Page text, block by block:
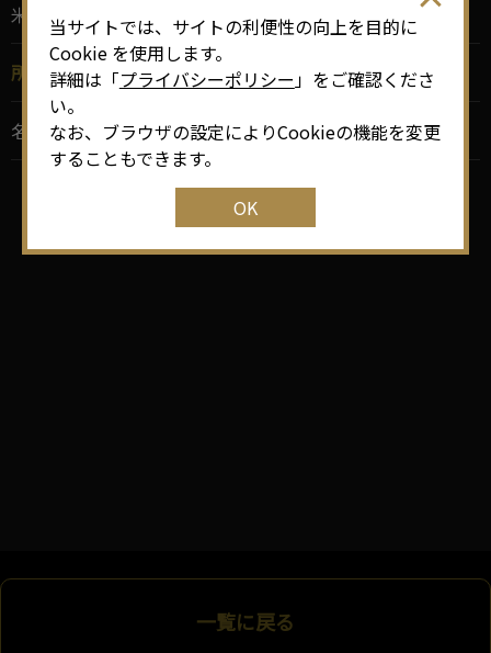
米野公園
所在地
名古屋市中村区大正町5
一覧に戻る
当サイトでは、サイトの利便性の向上を目的に
Cookie を使用します。
詳細は「プライバシーポリシー」をご確認くださ
い。
なお、ブラウザの設定によりCookieの機能を変更
することもできます。
OK